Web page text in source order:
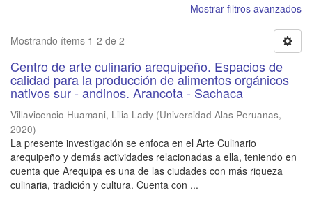
Mostrar filtros avanzados
Mostrando ítems 1-2 de 2
Centro de arte culinario arequipeño. Espacios de
calidad para la producción de alimentos orgánicos
nativos sur - andinos. Arancota - Sachaca
Villavicencio Huamani, Lilia Lady (Universidad Alas Peruanas,
2020)
La presente investigación se enfoca en el Arte Culinario
arequipeño y demás actividades relacionadas a ella, teniendo en
cuenta que Arequipa es una de las ciudades con más riqueza
culinaria, tradición y cultura. Cuenta con ...